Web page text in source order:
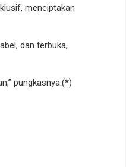
menciptakan
dan terbuka,
pungkasnya.(*)